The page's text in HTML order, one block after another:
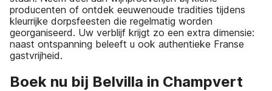
producenten of ontdek eeuwenoude tradities tijdens
kleurrijke dorpsfeesten die regelmatig worden
georganiseerd. Uw verblijf krijgt zo een extra dimensie:
naast ontspanning beleeft u ook authentieke Franse
gastvrijheid.
Boek nu bij Belvilla in Champvert